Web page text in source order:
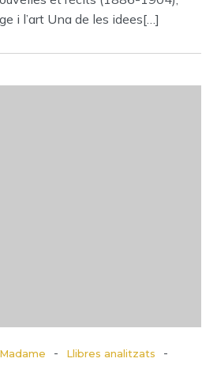
i l’art Una de les idees[…]
- Llibres analitzats -